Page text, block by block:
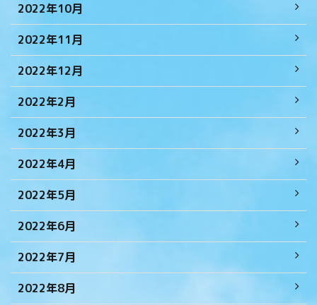
2022年10月
2022年11月
2022年12月
2022年2月
2022年3月
2022年4月
2022年5月
2022年6月
2022年7月
2022年8月